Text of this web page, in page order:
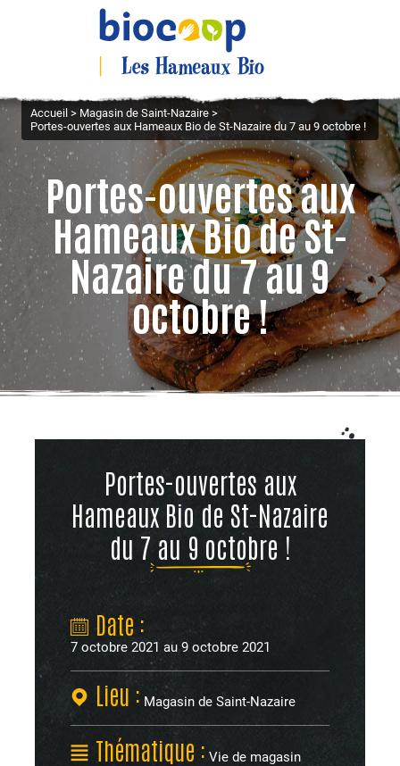
Accueil> Magasin de Saint-Nazaire>
Portes-ouvertes aux Hameaux Bio de St-Nazaire du 7 au 9 octobre !
Portes-ouvertes aux
Hameaux Bio de St-
Nazaire du 7 au 9
octobre !
Portes-ouvertes aux
Hameaux Bio de St-Nazaire
du 7 au 9 octobre !
Date :
7 octobre 2021 au 9 octobre 2021
Lieu : Magasin de Saint-Nazaire
Thématique : Vie de magasin